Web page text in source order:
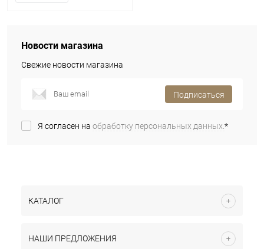
Новости магазина
Свежие новости магазина
Подписаться
Я согласен на обработку персональных данных.*
КАТАЛОГ
НАШИ ПРЕДЛОЖЕНИЯ